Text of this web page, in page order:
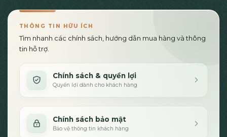
THÔNG TIN HỮU ÍCH
Tìm nhanh các chính sách, hướng dẫn mua hàng và thông
tin hỗ trợ.
Chính sách & quyền lợi
Quyền lợi dành cho khách hàng
Chính sách bảo mật
Bảo vệ thông tin khách hàng